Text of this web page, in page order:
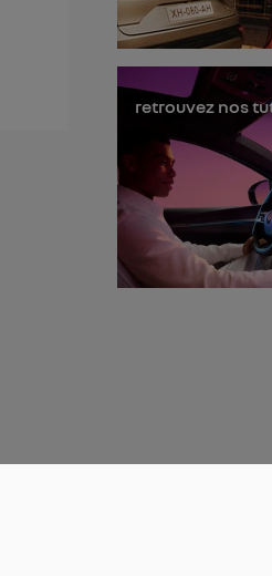
retrouvez nos